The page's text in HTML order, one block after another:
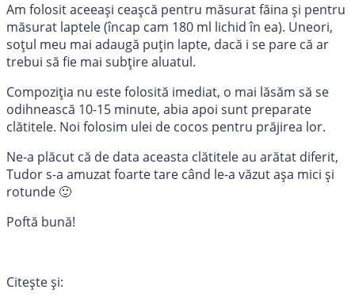
Am folosit aceeași ceașcă pentru măsurat făina și pentru
măsurat laptele (încap cam 180 ml lichid în ea). Uneori,
soțul meu mai adaugă puțin lapte, dacă i se pare că ar
trebui să fie mai subțire aluatul.
Compoziția nu este folosită imediat, o mai lăsăm să se
odihnească 10-15 minute, abia apoi sunt preparate
clătitele. Noi folosim ulei de cocos pentru prăjirea lor.
Ne-a plăcut că de data aceasta clătitele au arătat diferit,
Tudor s-a amuzat foarte tare când le-a văzut așa mici și
rotunde 🙂
Poftă bună!
Citește și: